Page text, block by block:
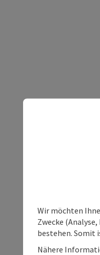
Wir möchten
Zwecke
bestehen. Somit
Nähere